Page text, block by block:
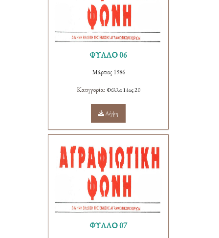
ΦΥΛΛΟ 06
Μάρτιος 1986
Κατηγορία: Φύλλα 1 έως 20
Λήψη
ΦΥΛΛΟ 07